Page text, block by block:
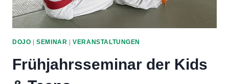
DOJO |SEMINAR |VERANSTALTUNGEN
Frühjahrsseminar der Kids